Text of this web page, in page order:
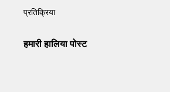
प्रतिक्रिया
हमारी हालिया पोस्ट